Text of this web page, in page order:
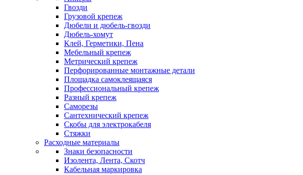
Гвозди
Грузовой крепеж
Дюбели и дюбель-гвозди
Дюбель-хомут
Клей, Герметики, Пена
Мебельный крепеж
Метрический крепеж
Перфорированные монтажные детали
Площадка самоклеящаяся
Профессиональный крепеж
Разный крепеж
Саморезы
Сантехнический крепеж
Скобы для электрокабеля
Стяжки
Расходные материалы
Знаки безопасности
Изолента, Лента, Скотч
Кабельная маркировка